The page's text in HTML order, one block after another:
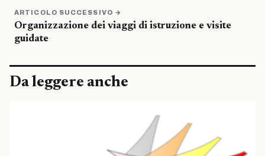
ARTICOLO SUCCESSIVO →
Organizzazione dei viaggi di istruzione e visite
guidate
Da leggere anche